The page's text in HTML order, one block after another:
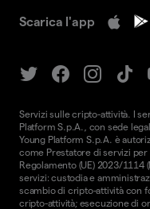
Scarica l'app
Servizi sulle cripto-attività. I
Platform S.p.A., con sede
Young Platform S.p.A. è
come Prestatore di servizi per
Regolamento (UE) 2023/1114
servizi: custodia e
scambio di cripto-attività con
cripto-attività; esecuzione di